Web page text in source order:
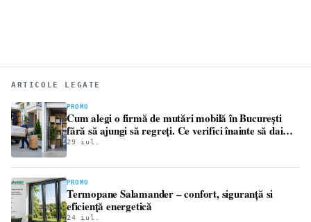
ARTICOLE LEGATE
PROMO
Cum alegi o firmă de mutări mobilă în București
fără să ajungi să regreți. Ce verifici înainte să dai
avansul
29 iul.
PROMO
Termopane Salamander – confort, siguranță si
eficiență energetică
24 iul.